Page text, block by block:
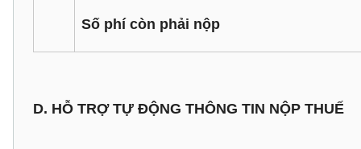
Số phí còn phải nộp
D. HỖ TRỢ TỰ ĐỘNG THÔNG TIN NỘP THUẾ